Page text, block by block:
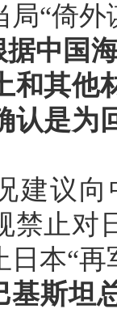
“倚外
中国
和其他
认是为
建议
禁止对
本“
基斯坦